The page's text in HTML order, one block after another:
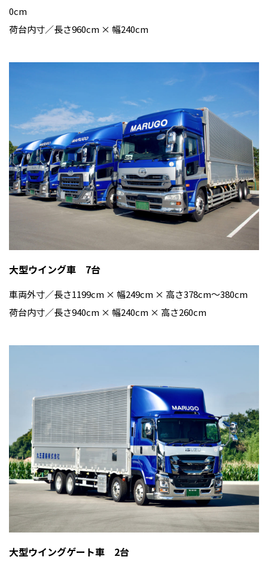
0cm
荷台内寸／長さ960cm × 幅240cm
大型ウイング車 7台
車両外寸／長さ1199cm × 幅249cm × 高さ378cm〜380cm
荷台内寸／長さ940cm × 幅240cm × 高さ260cm
大型ウイングゲート車 2台